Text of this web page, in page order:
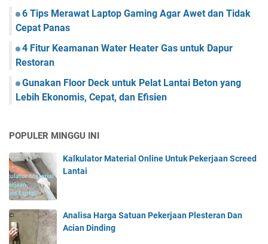
6 Tips Merawat Laptop Gaming Agar Awet dan Tidak
Cepat Panas
4 Fitur Keamanan Water Heater Gas untuk Dapur
Restoran
Gunakan Floor Deck untuk Pelat Lantai Beton yang
Lebih Ekonomis, Cepat, dan Efisien
POPULER MINGGU INI
Kalkulator Material Online Untuk Pekerjaan Screed
Lantai
Analisa Harga Satuan Pekerjaan Plesteran Dan
Acian Dinding